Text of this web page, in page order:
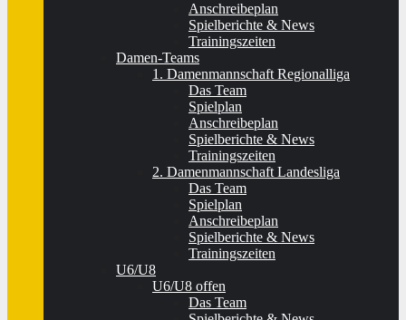
Anschreibeplan
Spielberichte & News
Trainingszeiten
Damen-Teams
1. Damenmannschaft Regionalliga
Das Team
Spielplan
Anschreibeplan
Spielberichte & News
Trainingszeiten
2. Damenmannschaft Landesliga
Das Team
Spielplan
Anschreibeplan
Spielberichte & News
Trainingszeiten
U6/U8
U6/U8 offen
Das Team